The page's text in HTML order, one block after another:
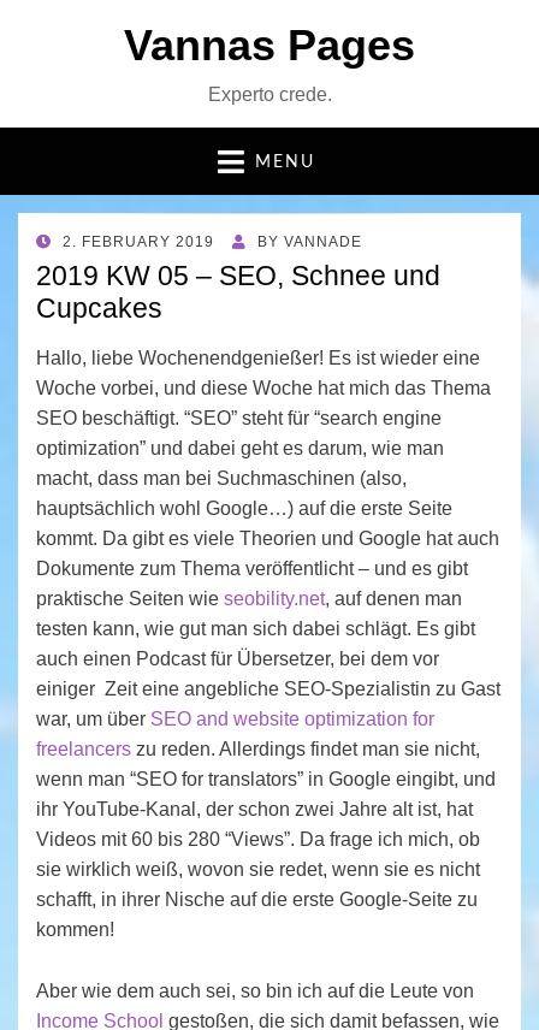
Vannas Pages
Experto crede.
MENU
POSTED
ON
2. FEBRUARY 2019 BY VANNADE
2019 KW 05 – SEO, Schnee und
Cupcakes
Hallo, liebe Wochenendgenießer! Es ist wieder eine
Woche vorbei, und diese Woche hat mich das Thema
SEO beschäftigt. “SEO” steht für “search engine
optimization” und dabei geht es darum, wie man
macht, dass man bei Suchmaschinen (also,
hauptsächlich wohl Google…) auf die erste Seite
kommt. Da gibt es viele Theorien und Google hat auch
Dokumente zum Thema veröffentlicht – und es gibt
praktische Seiten wie seobility.net, auf denen man
testen kann, wie gut man sich dabei schlägt. Es gibt
auch einen Podcast für Übersetzer, bei dem vor
einiger Zeit eine angebliche SEO-Spezialistin zu Gast
war, um über SEO and website optimization for
freelancers zu reden. Allerdings findet man sie nicht,
wenn man “SEO for translators” in Google eingibt, und
ihr YouTube-Kanal, der schon zwei Jahre alt ist, hat
Videos mit 60 bis 280 “Views”. Da frage ich mich, ob
sie wirklich weiß, wovon sie redet, wenn sie es nicht
schafft, in ihrer Nische auf die erste Google-Seite zu
kommen!
Aber wie dem auch sei, so bin ich auf die Leute von
Income School gestoßen, die sich damit befassen, wie